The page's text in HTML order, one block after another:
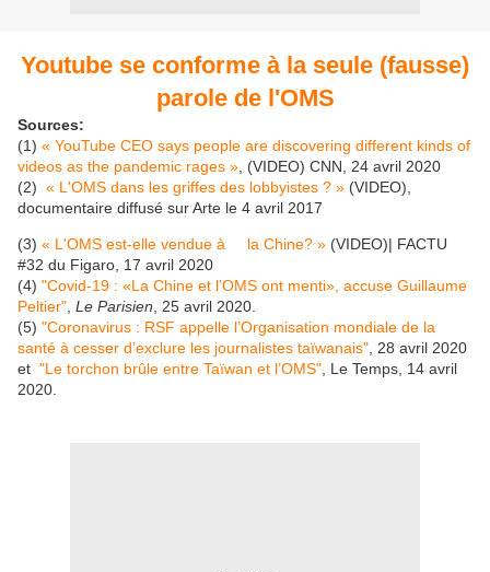
Youtube se conforme à la seule (fausse)
parole de l'OMS
Sources:
(1) « YouTube CEO says people are discovering different kinds of
videos as the pandemic rages » , (VIDEO) CNN, 24 avril 2020
(2) « L'OMS dans les griffes des lobbyistes ? » (VIDEO),
documentaire diffusé sur Arte le 4 avril 2017
(3) « L'OMS est-elle vendue à la Chine? » (VIDEO)| FACTU
#32 du Figaro, 17 avril 2020
(4) "Covid-19 : «La Chine et l’OMS ont menti», accuse Guillaume
Peltier" Le Parisien , 25 avril 2020.
(5) "Coronavirus : RSF appelle l’Organisation mondiale de la
santé à cesser d’exclure les journalistes taïwanais" , 28 avril 2020
et "Le torchon brûle entre Taïwan et l’OMS" , Le Temps, 14 avril
2020.